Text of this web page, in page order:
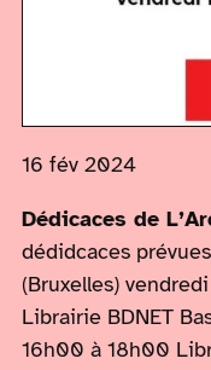
16 fév 2024
Dédicaces de
dédidcaces
(Bruxelles)
Librairie BDNET
16h00 à 18h00